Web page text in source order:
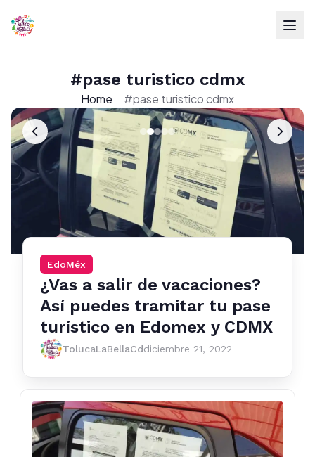
#pase turistico cdmx
Home #pase turistico cdmx
EdoMéx
¿Vas a salir de vacaciones?
Así puedes tramitar tu pase
turístico en Edomex y CDMX
TolucaLaBellaCddiciembre 21, 2022